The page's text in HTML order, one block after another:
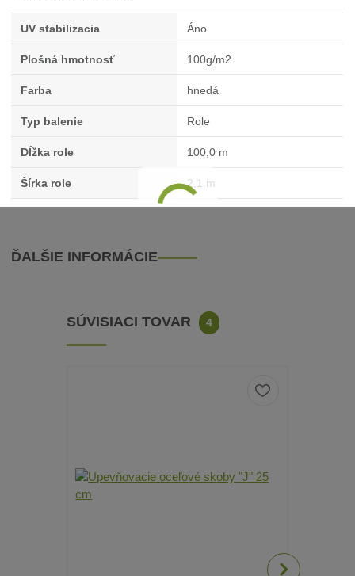
UV stabilizacia Áno
Plošná hmotnosť 100g/m2
Farba hnedá
Typ balenie Role
Dĺžka role 100,0 m
Šírka role 2,1 m
ĎALŠIE INFORMÁCIE
SÚVISIACI TOVAR 4